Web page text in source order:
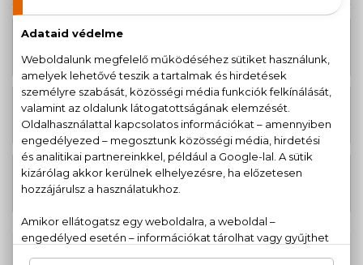
Classique Eau De Toilette Szett
50+75 ml
Classique Xmas Collector Edition
Eau De Toilette 100 ml
46.910 Ft
Classique Collector Edition Eau De
100% eredeti termékek,14 napos visszaküldési